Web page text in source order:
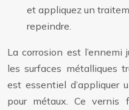
et appliquez un
repeindre.
La corrosion est l’ennemi
les surfaces métalliques
est essentiel d’appliquer
pour métaux. Ce vernis